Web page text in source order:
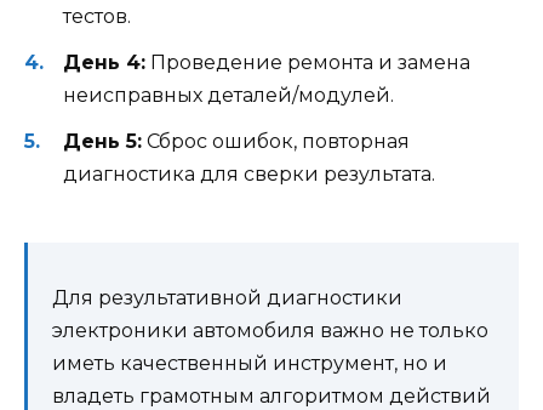
тестов.
День 4: Проведение ремонта и замена
неисправных деталей/модулей.
День 5: Сброс ошибок, повторная
диагностика для сверки результата.
Для результативной диагностики
электроники автомобиля важно не только
иметь качественный инструмент, но и
владеть грамотным алгоритмом действий